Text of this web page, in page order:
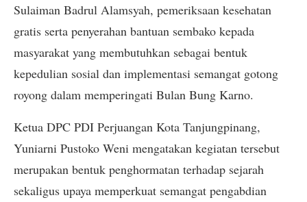
Sulaiman Badrul Alamsyah, pemeriksaan kesehatan
gratis serta penyerahan bantuan sembako kepada
masyarakat yang membutuhkan sebagai bentuk
kepedulian sosial dan implementasi semangat gotong
royong dalam memperingati Bulan Bung Karno.
Ketua DPC PDI Perjuangan Kota Tanjungpinang,
Yuniarni Pustoko Weni mengatakan kegiatan tersebut
merupakan bentuk penghormatan terhadap sejarah
sekaligus upaya memperkuat semangat pengabdian